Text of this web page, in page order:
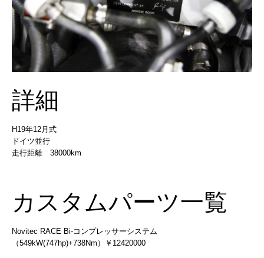
詳細
H19年12月式
ドイツ並行
走行距離 38000km
カスタムパーツ一覧
Novitec RACE Bi-コンプレッサーシステム
（549kW(747hp)+738Nm）￥12420000